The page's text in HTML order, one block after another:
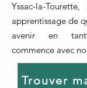
Yssac-la-
apprentissage de
avenir en
commence avec
Trouver